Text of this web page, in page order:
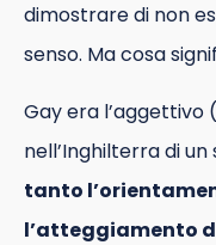
dimostrare di non
senso. Ma cosa
Gay era l’aggettivo
nell’Inghilterra di un
tanto
l’atteggiamento